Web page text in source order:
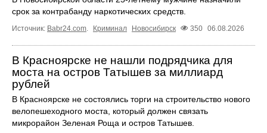
срок за контрабанду наркотических средств.
Источник: Babr24.com. Криминал Новосибирск 350 06.08.2026
В Красноярске не нашли подрядчика для
моста на остров Татышев за миллиард
рублей
В Красноярске не состоялись торги на строительство нового
велопешеходного моста, который должен связать
микрорайон Зеленая Роща и остров Татышев.